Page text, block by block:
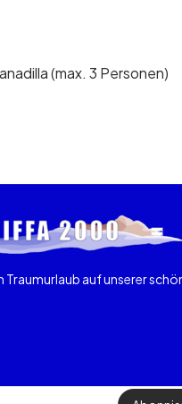
(max. 3 Personen)
Traumurlaub auf unserer